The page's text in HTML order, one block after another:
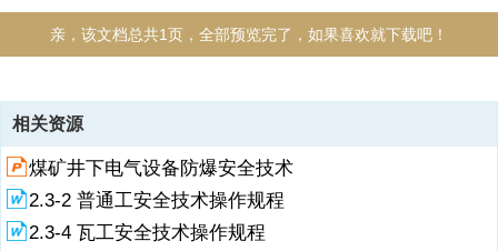
亲，该文档总共1页，全部预览完了，如果喜欢就下载吧！
资源描述
2.3-11 通风工安全技术操作规程1、 熔锡时，锡液不许着水，防止飞
溅，盐酸要妥善保管。2、 在风管内铆法兰及腰箍冲眼时，管外配合人
员面部要避开冲孔。3、 组装风管，法兰孔应用尖冲撬正，严禁用手指
触摸。4、 吊装风管所用的索具要牢固，吊装时应加溜绳稳住，与电线
应保持安全距离。5、在高空安装风管、水漏斗、气帽等，必须搭设脚
相关资源
煤矿井下电气设备防爆安全技术
2.3-2 普通工安全技术操作规程
2.3-4 瓦工安全技术操作规程